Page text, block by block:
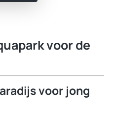
voor de
voor jong